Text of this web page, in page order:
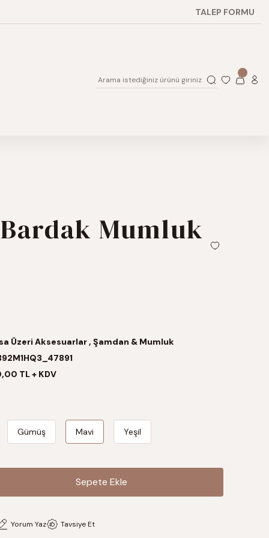
TALEP FORMU
Mumluk
Üzeri Aksesuarlar, Şamdan & Mumluk
TL + KDV
Gümüş Mavi Yeşil
Sepete Ekle
Sepete Ekle
Yorum Yaz Tavsiye Et